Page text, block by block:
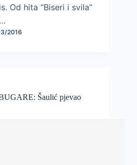
Od hita “Biseri i svila”
2016
Šaulić pjevao